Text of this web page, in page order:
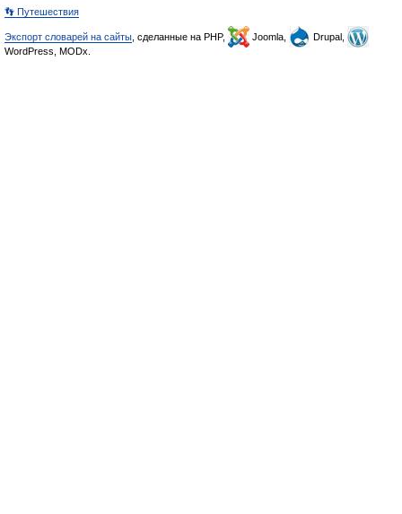
👣 Путешествия
Экспорт словарей на сайты , сделанные на PHP, Joomla,
Drupal,
WordPress, MODx.